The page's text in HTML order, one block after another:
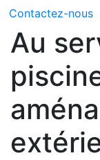
Contactez-nous
Au